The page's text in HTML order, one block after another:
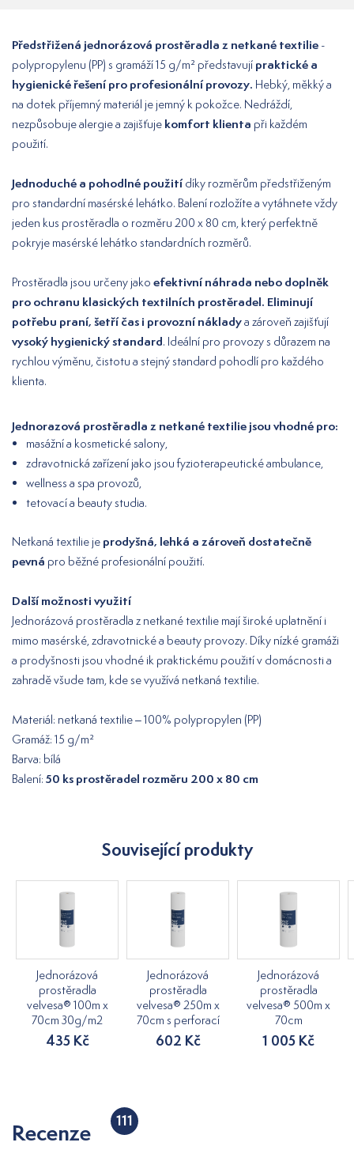
Předstřižená jednorázová prostěradla z netkané textilie -
polypropylenu (PP) s gramáží 15 g/m² představují praktické a
hygienické řešení pro profesionální provozy. Hebký, měkký a
na dotek příjemný materiál je jemný k pokožce. Nedráždí,
nezpůsobuje alergie a zajišťuje komfort klienta při každém
použití.
Jednoduché a pohodlné použitídíky rozměrům předstřiženým
pro standardní masérské lehátko. Balení rozložíte a vytáhnete vždy
jeden kus prostěradla o rozměru 200 x 80 cm, který perfektně
pokryje masérské lehátko standardních rozměrů.
Prostěradla jsou určeny jako efektivní náhrada nebo doplněk
pro ochranu klasických textilních prostěradel. Eliminují
potřebu praní, šetří čas i provozní nákladya zároveň zajišťují
vysoký hygienický standard. Ideální pro provozy s důrazem na
rychlou výměnu, čistotu a stejný standard pohodlí pro každého
klienta.
Jednorazová prostěradla z netkané textilie jsou vhodné pro:
masážní a kosmetické salony,
zdravotnická zařízení jako jsou fyzioterapeutické ambulance,
wellness a spa provozů,
tetovací a beauty studia.
Netkaná textilie je prodyšná, lehká a zároveň dostatečně
pevná pro běžné profesionální použití.
Další možnosti využití
Jednorázová prostěradla z netkané textilie mají široké uplatnění i
mimo masérské, zdravotnické a beauty provozy. Díky nízké gramáži
a prodyšnosti jsou vhodné ik praktickému použití v domácnosti a
zahradě všude tam, kde se využívá netkaná textilie.
Materiál: netkaná textilie – 100% polypropylen (PP)
Gramáž: 15 g/m²
Barva: bílá
Balení: 50 ks prostěradel rozměru 200 x 80 cm
Související produkty
Jednorázová
prostěradla
velvesa® 100m x
70cm 30g/m2
435 Kč
Jednorázová
prostěradla
velvesa® 250m x
70cm s perforací
602 Kč
Jednorázová
prostěradla
velvesa® 500m x
70cm
1 005 Kč
Recenze 111